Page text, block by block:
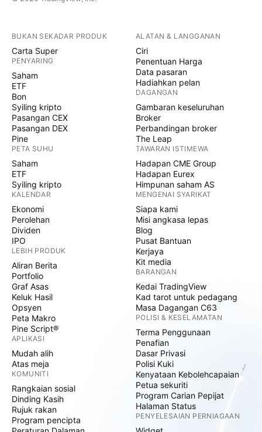
BUKAN SEKADAR PRODUK
Carta Super
PENYARING
Saham
ETF
Bon
Syiling kripto
Pasangan CEX
Pasangan DEX
Pine
PETA SUHU
Saham
ETF
Syiling kripto
KALENDAR
Ekonomi
Perolehan
Dividen
IPO
LEBIH PRODUK
Aliran Berita
Portfolio
Graf Asas
Keluk Hasil
Opsyen
Peta Makro
Pine Script®
APLIKASI
Mudah alih
Atas meja
KOMUNITI
Rangkaian sosial
Dinding Kasih
Rujuk rakan
Program pencipta
ALATAN & LANGGANAN
Ciri
Penentuan Harga
Data pasaran
Hadiahkan pelan
DAGANGAN
Gambaran keseluruhan
Broker
Perbandingan broker
The Leap
TAWARAN ISTIMEWA
Hadapan CME Group
Hadapan Eurex
Himpunan saham AS
MENGENAI SYARIKAT
Siapa kami
Misi angkasa lepas
Blog
Pusat Bantuan
Kerjaya
Kit media
BARANGAN
Kedai TradingView
Kad tarot untuk pedagang
Masa Dagangan C63
POLISI & KESELAMATAN
Terma Penggunaan
Penafian
Dasar Privasi
Polisi Kuki
Kenyataan Kebolehcapaian
Petua sekuriti
Program Carian Pepijat
Halaman Status
PENYELESAIAN PERNIAGAAN